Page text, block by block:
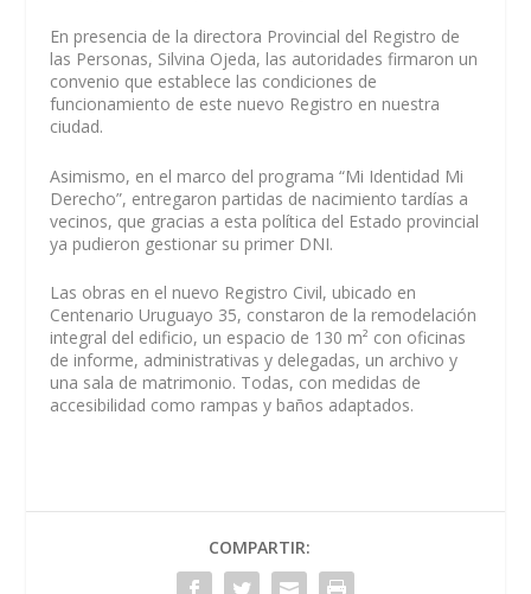
En presencia de la directora Provincial del Registro de
las Personas, Silvina Ojeda, las autoridades firmaron un
convenio que establece las condiciones de
funcionamiento de este nuevo Registro en nuestra
ciudad.
Asimismo, en el marco del programa “Mi Identidad Mi
Derecho”, entregaron partidas de nacimiento tardías a
vecinos, que gracias a esta política del Estado provincial
ya pudieron gestionar su primer DNI.
Las obras en el nuevo Registro Civil, ubicado en
Centenario Uruguayo 35, constaron de la remodelación
integral del edificio, un espacio de 130 m² con oficinas
de informe, administrativas y delegadas, un archivo y
una sala de matrimonio. Todas, con medidas de
accesibilidad como rampas y baños adaptados.
COMPARTIR: